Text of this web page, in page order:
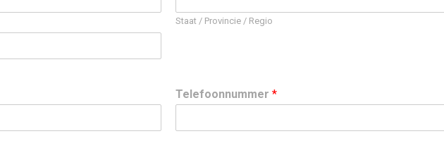
Staat / Provincie / Regio
Telefoonnummer *